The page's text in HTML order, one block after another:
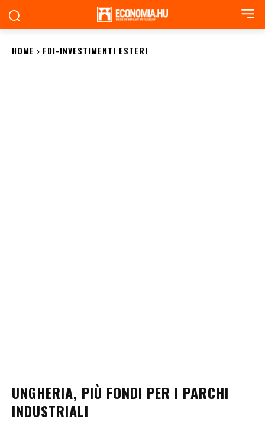
HOME FDI-INVESTIMENTI ESTERI
UNGHERIA, PIÙ FONDI PER I PARCHI
INDUSTRIALI